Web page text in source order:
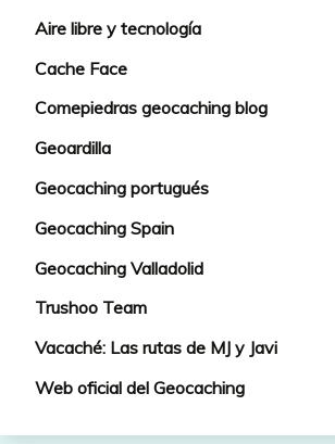
Aire libre y tecnología
Cache Face
Comepiedras geocaching blog
Geoardilla
Geocaching portugués
Geocaching Spain
Geocaching Valladolid
Trushoo Team
Vacaché: Las rutas de MJ y Javi
Web oficial del Geocaching